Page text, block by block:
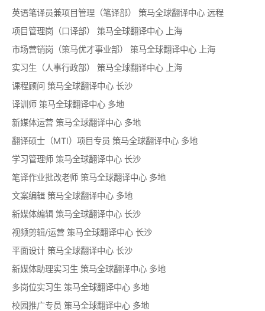
英语笔译员兼项目管理（笔译部）
策马全球翻译中心 远程
项目管理岗（口译部）
策马全球翻译中心
上海
市场营销岗（策马优才事业部）
策马全球翻译中心
上海
实习生（人事行政部）
策马全球翻译中心
上海
课程顾问 策马全球翻译中心 长沙
译训师 策马全球翻译中心 多地
新媒体运营 策马全球翻译中心 多地
翻译硕士（MTI）项目专员 策马全球翻译中心 多地
学习管理师 策马全球翻译中心 长沙
笔译作业批改老师 策马全球翻译中心 多地
文案编辑 策马全球翻译中心 多地
新媒体编辑 策马全球翻译中心 长沙
视频剪辑/运营 策马全球翻译中心 长沙
平面设计 策马全球翻译中心 长沙
新媒体助理实习生 策马全球翻译中心 多地
多岗位实习生 策马全球翻译中心 多地
校园推广专员 策马全球翻译中心 多地